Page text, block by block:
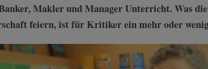
Makler und Manager Unterricht. Was
feiern, ist für Kritiker ein mehr oder